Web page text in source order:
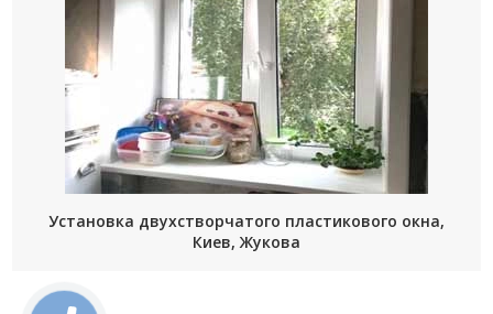
Установка двухстворчатого пластикового окна,
Киев, Жукова